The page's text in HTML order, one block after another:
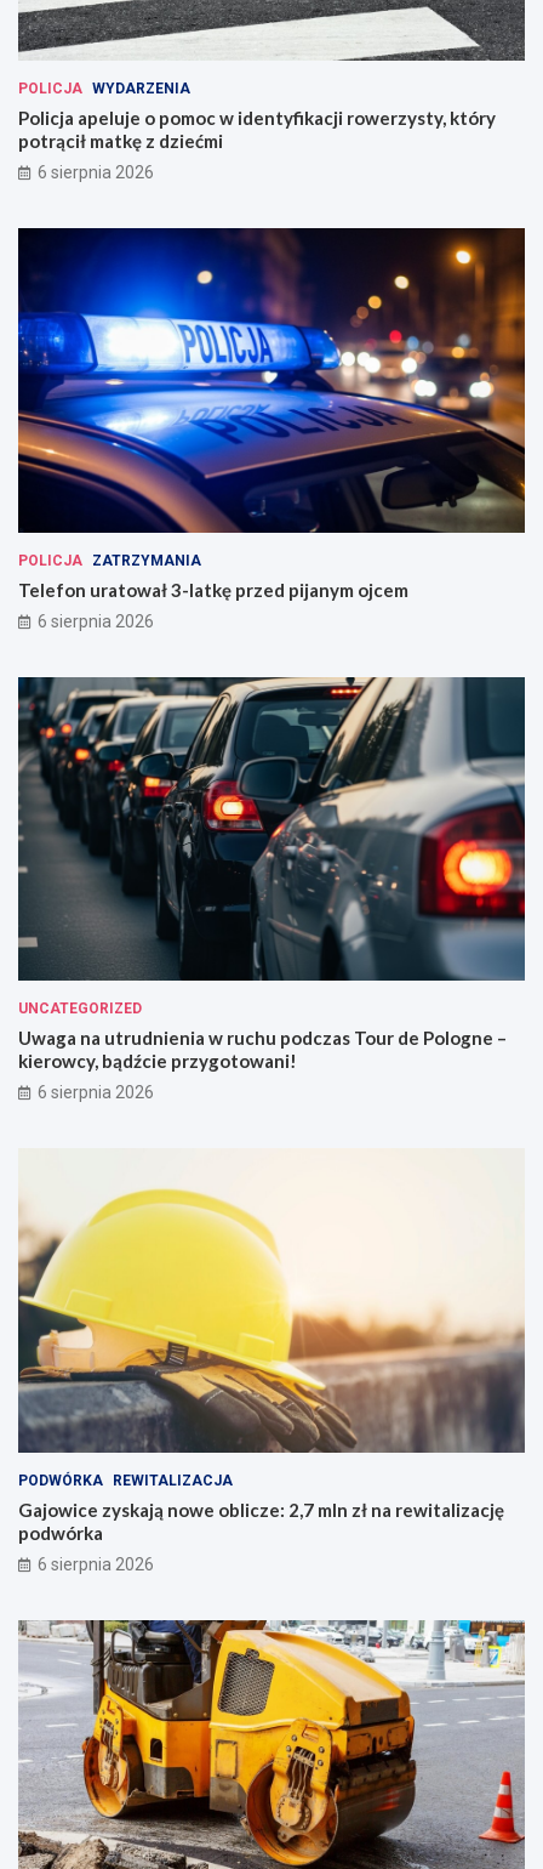
POLICJA WYDARZENIA
Policja apeluje o pomoc w identyfikacji rowerzysty, który
potrącił matkę z dziećmi
6 sierpnia 2026
POLICJA ZATRZYMANIA
Telefon uratował 3-latkę przed pijanym ojcem
6 sierpnia 2026
UNCATEGORIZED
Uwaga na utrudnienia w ruchu podczas Tour de Pologne –
kierowcy, bądźcie przygotowani!
6 sierpnia 2026
PODWÓRKA REWITALIZACJA
Gajowice zyskają nowe oblicze: 2,7 mln zł na rewitalizację
podwórka
6 sierpnia 2026